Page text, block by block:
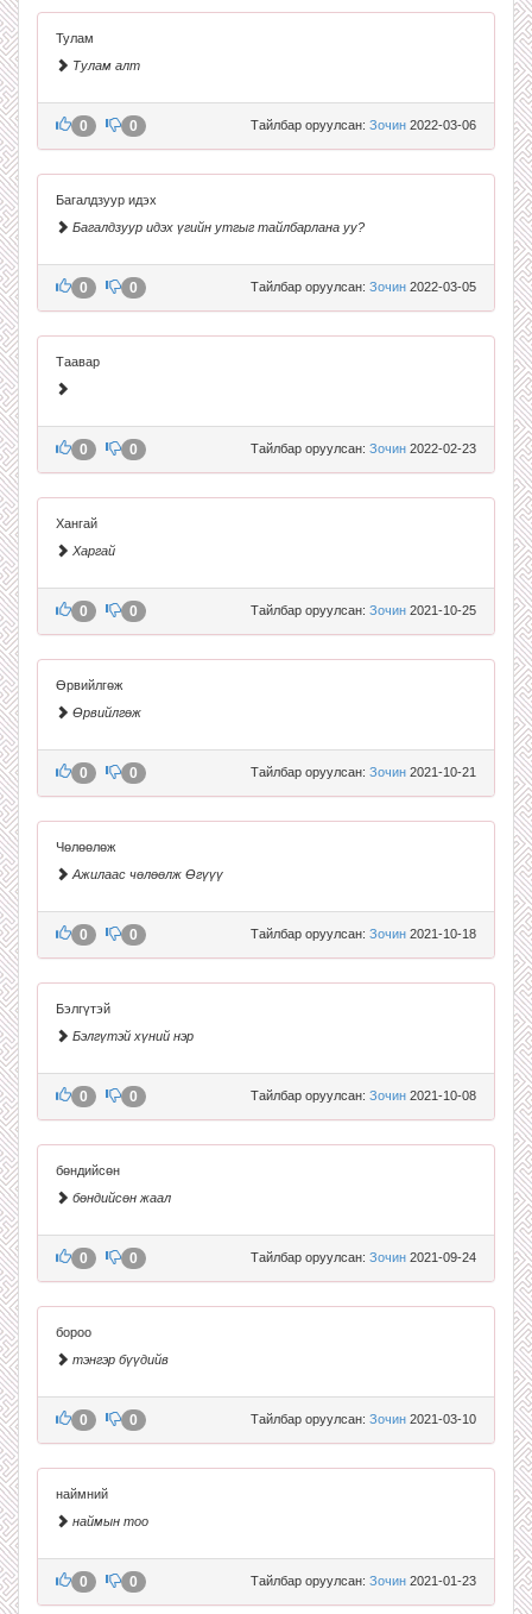
Тулам
Тулам алт
Тайлбар оруулсан: Зочин 2022-03-06
0 0
Багалдзуур идэх
Багалдзуур идэх үгийн утгыг тайлбарлана уу?
Тайлбар оруулсан: Зочин 2022-03-05
0 0
Таавар
Тайлбар оруулсан: Зочин 2022-02-23
0 0
Хангай
Харгай
Тайлбар оруулсан: Зочин 2021-10-25
0 0
Өрвийлгөж
Өрвийлгөж
Тайлбар оруулсан: Зочин 2021-10-21
0 0
Чөлөөлөж
Ажилаас чөлөөлж Өгүүү
Тайлбар оруулсан: Зочин 2021-10-18
0 0
Бэлгүтэй
Бэлгүтэй хүний нэр
Тайлбар оруулсан: Зочин 2021-10-08
0 0
бөндийсөн
бөндийсөн жаал
Тайлбар оруулсан: Зочин 2021-09-24
0 0
бороо
тэнгэр бүүдийв
Тайлбар оруулсан: Зочин 2021-03-10
0 0
наймний
наймын тоо
Тайлбар оруулсан: Зочин 2021-01-23
0 0